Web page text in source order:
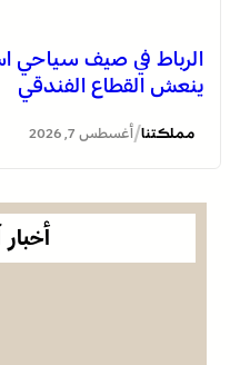
الرباط في صيف سياحي
ينعش القطاع الفندقي
مملكتنا/ أغسطس 7, 2026
العثور على جثة مقطعة